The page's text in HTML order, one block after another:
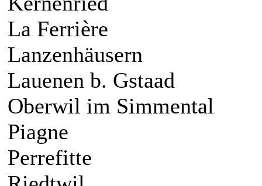
La Ferrière
Lanzenhäusern
Lauenen b. Gstaad
Oberwil im Simmental
Piagne
Perrefitte